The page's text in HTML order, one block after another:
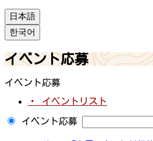
日本語
한국어
イベント応募
イベント応募
・ イベントリスト
イベント応募